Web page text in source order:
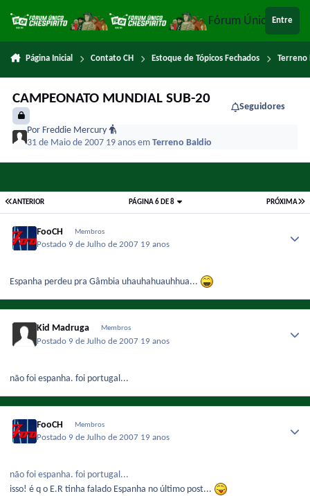
Fórum ÚnicoEntre
Página Inicial Contato CH Estoque de Tópicos Fechados
CAMPEONATO MUNDIAL SUB-20
Seguidores
Por Freddie Mercury
31 de Maio de 2007 19 anosemTerreno Baldio
ANTERIOR PRÓXIMA
PÁGINA 6 DE 8
FooCH Membros
Postado 9 de Julho de 2007 19 anos
Espanha perdeu pra Gâmbia uhauhahuauhhua...
Kid Madruga Membros
Postado 9 de Julho de 2007 19 anos
não foi espanha. foi portugal...
FooCH Membros
Postado 9 de Julho de 2007 19 anos
não foi espanha. foi portugal...
isso! é q o E.R tinha falado Espanha no último post...